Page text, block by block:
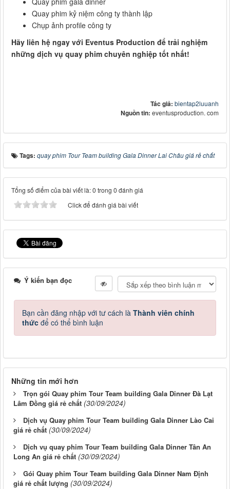
Quay phim kỷ niệm công ty thành lập
Chụp ảnh profile công ty
Hãy liên hệ ngay với Eventus Production để trải nghiệm
những dịch vụ quay phim chuyên nghiệp tốt nhất!
Tác giả: bientap2luuanh
Nguồn tin: eventusproduction. com
Tags: quay phim Tour Team building Gala Dinner Lai Châu giá rẻ chất
Tổng số điểm của bài viết là: 0 trong 0 đánh giá
Click để đánh giá bài viết
Ý kiến bạn đọc
Bạn cần đăng nhập với tư cách là Thành viên chính
thức để có thể bình luận
Những tin mới hơn
Trọn gói Quay phim Tour Team building Gala Dinner Đà Lạt
Lâm Đồng giá rẻ chất (30/09/2024)
Dịch vụ Quay phim Tour Team building Gala Dinner Lào Cai
giá rẻ chất (30/09/2024)
Dịch vụ quay phim Tour Team building Gala Dinner Tân An
Long An giá rẻ chất (30/09/2024)
Gói Quay phim Tour Team building Gala Dinner Nam Định
giá rẻ chất lượng (30/09/2024)